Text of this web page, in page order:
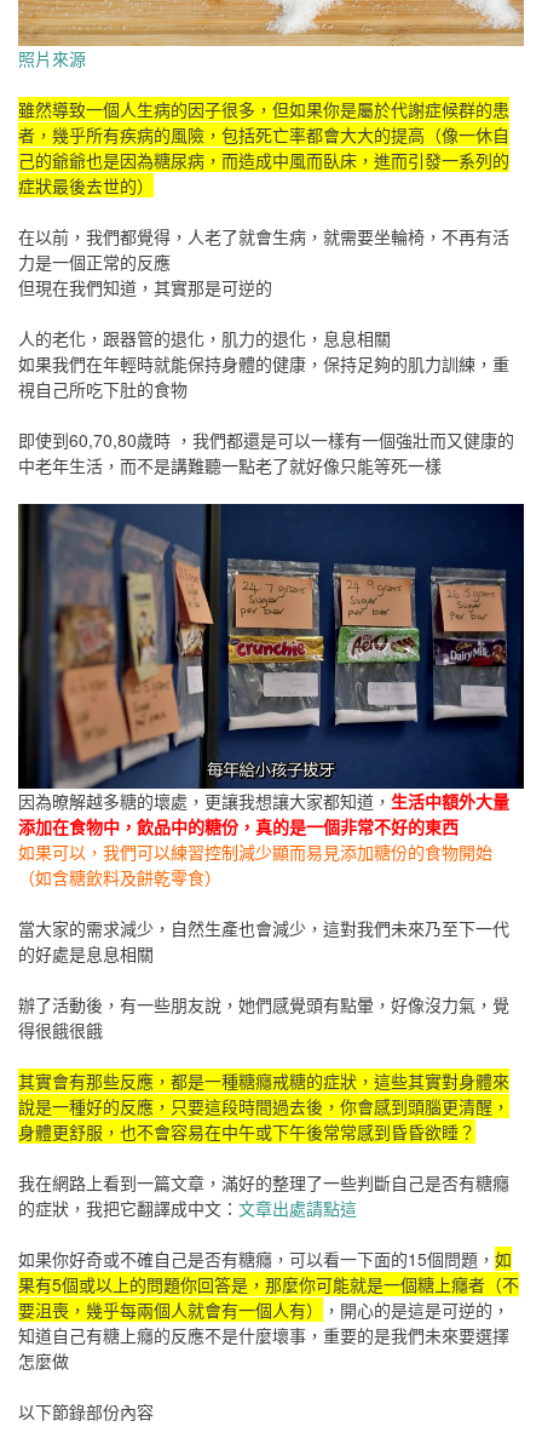
照片來源
雖然導致一個人生病的因子很多，但如果你是屬於代謝症候群的患
者，幾乎所有疾病的風險，包括死亡率都會大大的提高（像一休自
己的爺爺也是因為糖尿病，而造成中風而臥床，進而引發一系列的
症狀最後去世的）
在以前，我們都覺得，人老了就會生病，就需要坐輪椅，不再有活
力是一個正常的反應
但現在我們知道，其實那是可逆的
人的老化，跟器管的退化，肌力的退化，息息相關
如果我們在年輕時就能保持身體的健康，保持足夠的肌力訓練，重
視自己所吃下肚的食物
即使到60,70,80歲時 ，我們都還是可以一樣有一個強壯而又健康的
中老年生活，而不是講難聽一點老了就好像只能等死一樣
因為暸解越多糖的壞處，更讓我想讓大家都知道， 生活中額外大量
添加在食物中，飲品中的糖份，真的是一個非常不好的東西
如果可以，我們可以練習控制減少顯而易見添加糖份的食物開始
（如含糖飲料及餅乾零食）
當大家的需求減少，自然生產也會減少，這對我們未來乃至下一代
的好處是息息相關
辦了活動後，有一些朋友說，她們感覺頭有點暈，好像沒力氣，覺
得很餓很餓
其實會有那些反應，都是一種糖癮戒糖的症狀，這些其實對身體來
說是一種好的反應，只要這段時間過去後，你會感到頭腦更清醒，
身體更舒服，也不會容易在中午或下午後常常感到昏昏欲睡？
我在網路上看到一篇文章，滿好的整理了一些判斷自己是否有糖癮
的症狀，我把它翻譯成中文： 文章出處請點這
如果你好奇或不確自己是否有糖癮，可以看一下面的15個問題， 如
果有5個或以上的問題你回答是，那麼你可能就是一個糖上癮者（不
要沮喪，幾乎每兩個人就會有一個人有）
，開心的是這是可逆的，
知道自己有糖上癮的反應不是什麼壞事，重要的是我們未來要選擇
怎麼做
以下節錄部份內容